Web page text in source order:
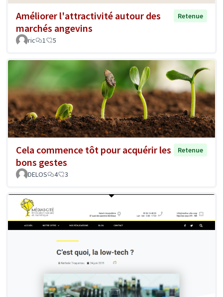
Améliorer l'attractivité autour des
marchés angevins
Retenue
ric 1 5
Cela commence tôt pour acquérir les
bons gestes
Retenue
DELOS 4 3